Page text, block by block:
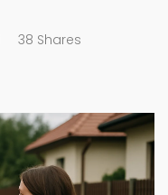
38 Shares